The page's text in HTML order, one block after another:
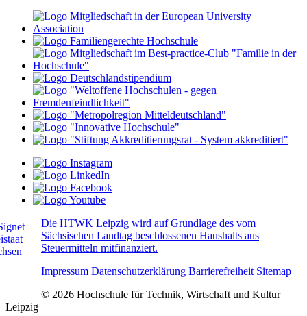
Die HTWK Leipzig wird auf Grundlage des vom
Sächsischen Landtag beschlossenen Haushalts aus
Steuermitteln mitfinanziert.
Impressum Datenschutzerklärung Barrierefreiheit Sitemap
© 2026 Hochschule für Technik, Wirtschaft und Kultur
Leipzig